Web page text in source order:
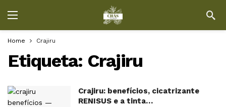
Home Crajiru
Etiqueta: Crajiru
Crajiru: benefícios, cicatrizante
RENISUS e a tinta…